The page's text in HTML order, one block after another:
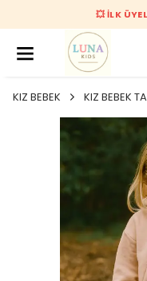
💥 İLK
KIZ BEBEK KIZ BEBEK